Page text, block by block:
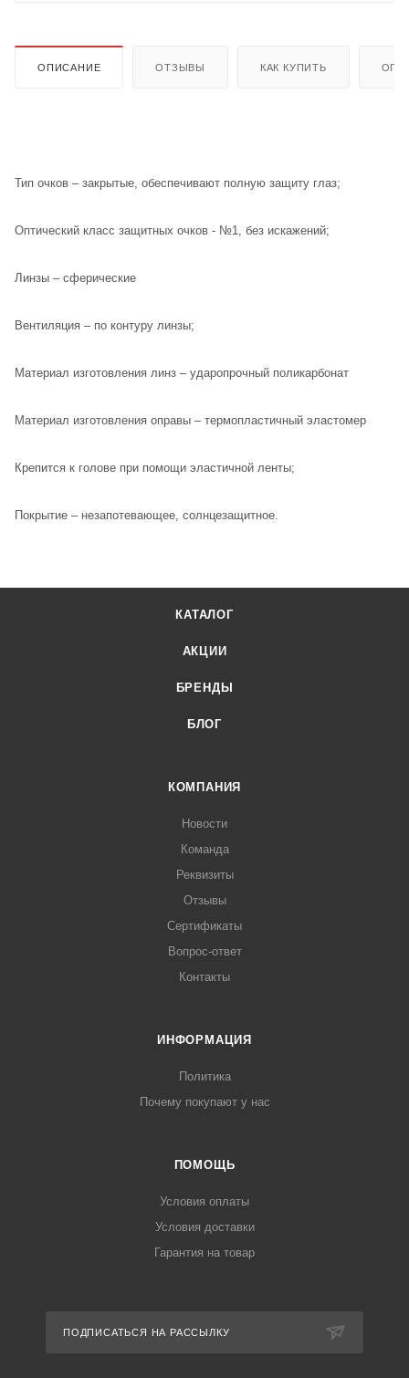
ОПИСАНИЕ ОТЗЫВЫ КАК КУПИТЬ
Тип очков – закрытые, обеспечивают полную защиту глаз;
Оптический класс защитных очков - №1, без искажений;
Линзы – сферические
Вентиляция – по контуру линзы;
Материал изготовления линз – ударопрочный поликарбонат
Материал изготовления оправы – термопластичный эластомер
Крепится к голове при помощи эластичной ленты;
Покрытие – незапотевающее, солнцезащитное.
КАТАЛОГ
АКЦИИ
БРЕНДЫ
БЛОГ
КОМПАНИЯ
Новости
Команда
Реквизиты
Отзывы
Сертификаты
Вопрос-ответ
Контакты
ИНФОРМАЦИЯ
Политика
Почему покупают у нас
ПОМОЩЬ
Условия оплаты
Условия доставки
Гарантия на товар
ПОДПИСАТЬСЯ НА РАССЫЛКУ